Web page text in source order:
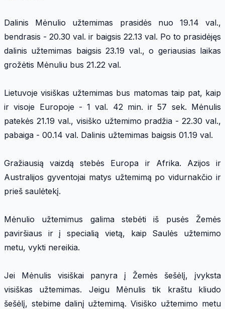
Dalinis Mėnulio užtemimas prasidės nuo 19.14 val.,
bendrasis - 20.30 val. ir baigsis 22.13 val. Po to prasidėjęs
dalinis užtemimas baigsis 23.19 val., o geriausias laikas
grožėtis Mėnuliu bus 21.22 val.
Lietuvoje visiškas užtemimas bus matomas taip pat, kaip
ir visoje Europoje - 1 val. 42 min. ir 57 sek. Mėnulis
patekės 21.19 val., visiško užtemimo pradžia - 22.30 val.,
pabaiga - 00.14 val. Dalinis užtemimas baigsis 01.19 val.
Gražiausią vaizdą stebės Europa ir Afrika. Azijos ir
Australijos gyventojai matys užtemimą po vidurnakčio ir
prieš saulėtekį.
Mėnulio užtemimus galima stebėti iš pusės Žemės
paviršiaus ir į specialią vietą, kaip Saulės užtemimo
metu, vykti nereikia.
Jei Mėnulis visiškai panyra į Žemės šešėlį, įvyksta
visiškas užtemimas. Jeigu Mėnulis tik kraštu kliudo
šešėlį, stebime dalinį užtemimą. Visiško užtemimo metu